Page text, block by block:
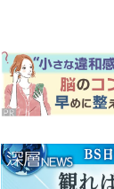
2
予
生
そ
レ
3
『
し
る
4